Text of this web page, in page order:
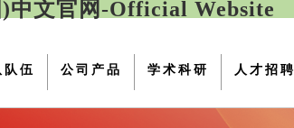
文官网-Official Website
队伍 公司产品 学术科研 人才招聘